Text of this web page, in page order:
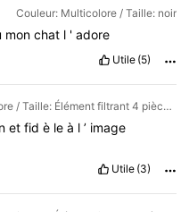
Couleur: Multicolore / Taille: noir
mon chat l ' adore
Utile (5)
Couleur: Multicolore / Taille: Élément filtrant 4 pièces uniquement
et fid è le à l ’ image
Utile (3)